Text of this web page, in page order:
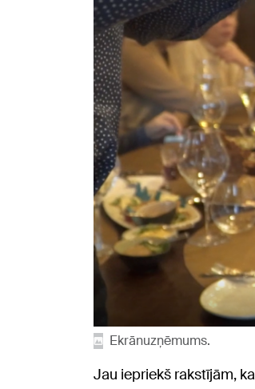
Ekrānuzņēmums.
Jau iepriekš rakstījām, ka